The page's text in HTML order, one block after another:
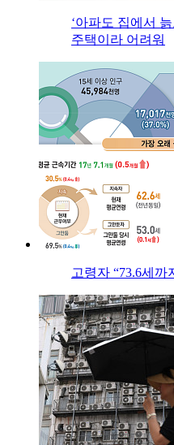
‘아파도 집에서
주택이라 어려워
고령자 “73.6세까